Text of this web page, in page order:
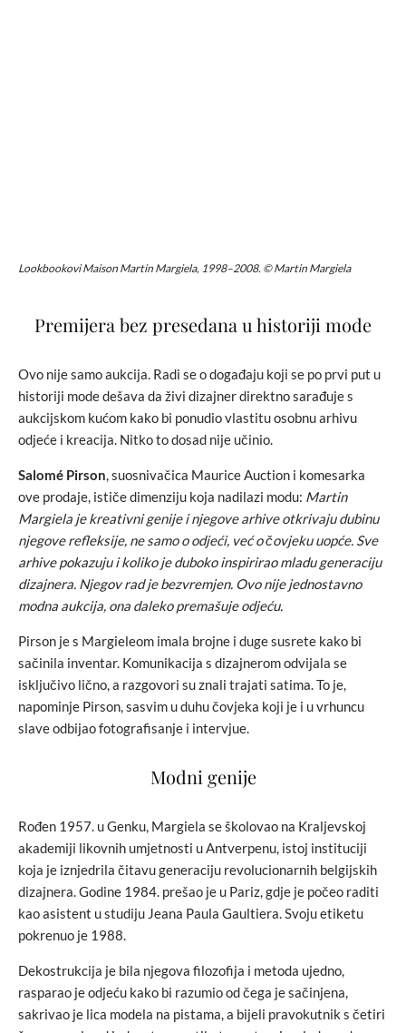
Lookbookovi Maison Martin Margiela, 1998–2008. © Martin Margiela
Premijera bez presedana u historiji mode
Ovo nije samo aukcija. Radi se o događaju koji se po prvi put u
historiji mode dešava da živi dizajner direktno sarađuje s
aukcijskom kućom kako bi ponudio vlastitu osobnu arhivu
odjeće i kreacija. Nitko to dosad nije učinio.
Salomé Pirson, suosnivačica Maurice Auction i komesarka
ove prodaje, ističe dimenziju koja nadilazi modu: Martin
Margiela je kreativni genije i njegove arhive otkrivaju dubinu
njegove refleksije, ne samo o odjeći, već o čovjeku uopće. Sve
arhive pokazuju i koliko je duboko inspirirao mladu generaciju
dizajnera. Njegov rad je bezvremjen. Ovo nije jednostavno
modna aukcija, ona daleko premašuje odjeću.
Pirson je s Margieleom imala brojne i duge susrete kako bi
sačinila inventar. Komunikacija s dizajnerom odvijala se
isključivo lično, a razgovori su znali trajati satima. To je,
napominje Pirson, sasvim u duhu čovjeka koji je i u vrhuncu
slave odbijao fotografisanje i intervjue.
Modni genije
Rođen 1957. u Genku, Margiela se školovao na Kraljevskoj
akademiji likovnih umjetnosti u Antverpenu, istoj instituciji
koja je iznjedrila čitavu generaciju revolucionarnih belgijskih
dizajnera. Godine 1984. prešao je u Pariz, gdje je počeo raditi
kao asistent u studiju Jeana Paula Gaultiera. Svoju etiketu
pokrenuo je 1988.
Dekostrukcija je bila njegova filozofija i metoda ujedno,
rasparao je odjeću kako bi razumio od čega je sačinjena,
sakrivao je lica modela na pistama, a bijeli pravokutnik s četiri